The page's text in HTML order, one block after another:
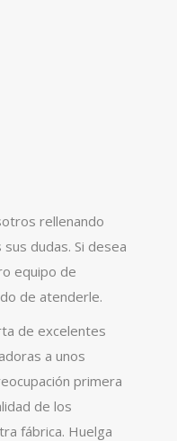
rellenando
dudas. Si desea
equipo de
de atenderle.
de excelentes
a unos
primera
de los
fábrica. Huelga